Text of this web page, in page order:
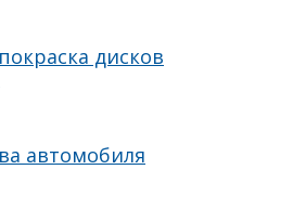
дисков
автомобиля